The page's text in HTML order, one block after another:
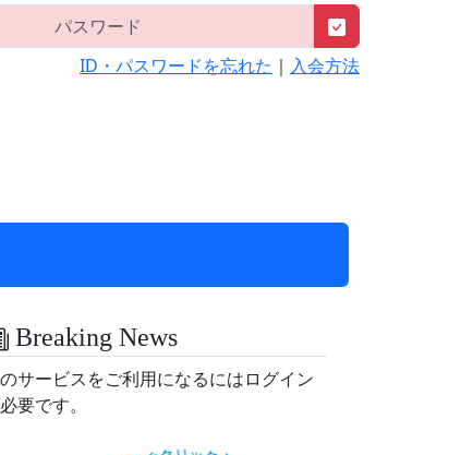
ID・パスワードを忘れた ｜ 入会方法
Breaking News
サービスをご利用になるにはログイン
要です。